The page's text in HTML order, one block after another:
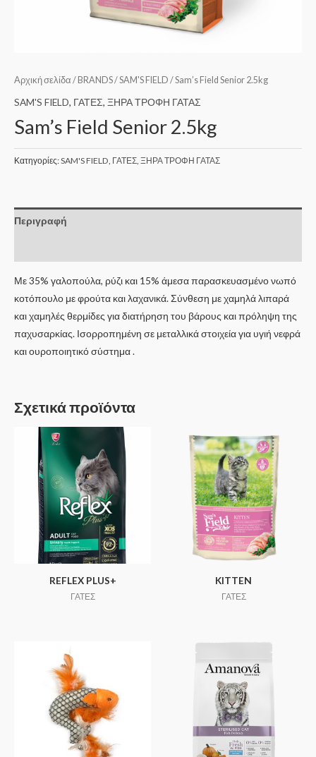
Αρχική σελίδα / BRANDS/SAM'S FIELD / Sam’s Field Senior 2.5kg
SAM'S FIELD, ΓΑΤΕΣ, ΞΗΡΑ ΤΡΟΦΗ ΓΑΤΑΣ
Sam’s Field Senior 2.5kg
Κατηγορίες:SAM'S FIELD, ΓΑΤΕΣ, ΞΗΡΑ ΤΡΟΦΗ ΓΑΤΑΣ
Περιγραφή
Με 35% γαλοπούλα, ρύζι και 15% άμεσα παρασκευασμένο νωπό
κοτόπουλο με φρούτα και λαχανικά. Σύνθεση με χαμηλά λιπαρά
και χαμηλές θερμίδες για διατήρηση του βάρους και πρόληψη της
παχυσαρκίας. Ισορροπημένη σε μεταλλικά στοιχεία για υγιή νεφρά
και ουροποιητικό σύστημα .
Σχετικά προϊόντα
REFLEX PLUS+
ΓΑΤΕΣ
KITTEN
ΓΑΤΕΣ